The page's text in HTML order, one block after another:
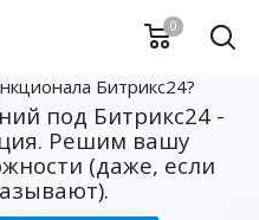
0
Битрикс24?
под Битрикс24 -
Решим вашу
(даже, если